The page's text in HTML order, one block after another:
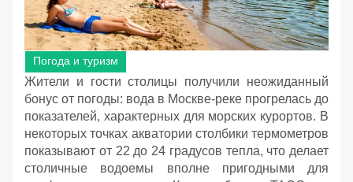
Погода и туризм
Жители и гости столицы получили неожиданный
бонус от погоды: вода в Москве-реке прогрелась до
показателей, характерных для морских курортов. В
некоторых точках акватории столбики термометров
показывают от 22 до 24 градусов тепла, что делает
столичные водоемы вполне пригодными для